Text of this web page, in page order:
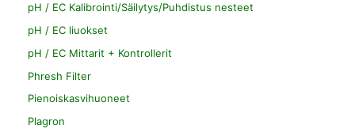
pH / EC Kalibrointi/Säilytys/Puhdistus nesteet
pH / EC liuokset
pH / EC Mittarit + Kontrollerit
Phresh Filter
Pienoiskasvihuoneet
Plagron